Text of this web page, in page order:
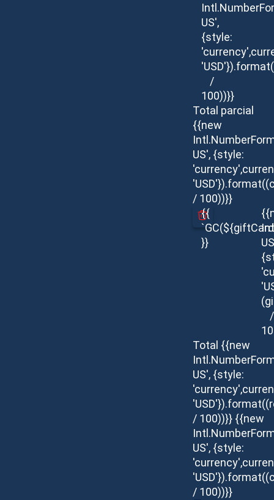
US',
{style:
/
100))}}
Total parcial
{{new
US', {style:
/ 100))}}
{{
}}
/
Total {{new
US', {style:
/ 100))}} {{new
US', {style:
/ 100))}}